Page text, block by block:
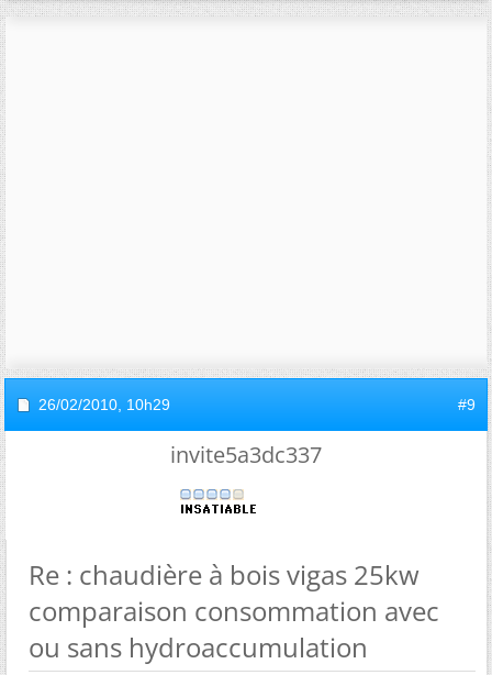
26/02/2010, 10h29 #9
invite5a3dc337
Re : chaudière à bois vigas 25kw
comparaison consommation avec
ou sans hydroaccumulation